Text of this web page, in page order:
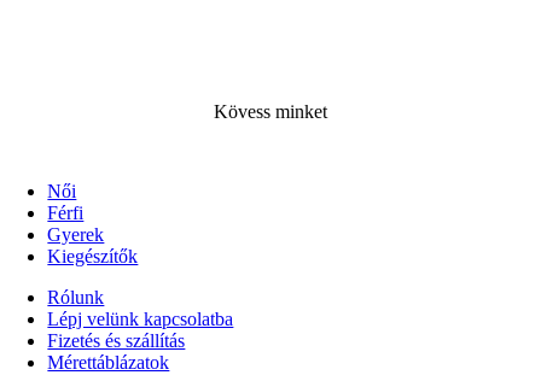
Női
Férfi
Gyerek
Kiegészítők
Rólunk